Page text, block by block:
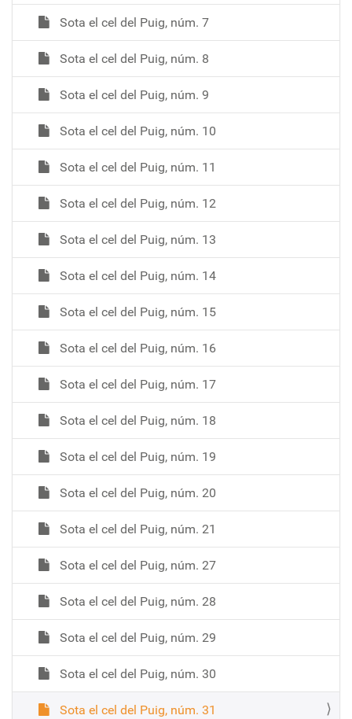
Sota el cel del Puig, núm. 7
Sota el cel del Puig, núm. 8
Sota el cel del Puig, núm. 9
Sota el cel del Puig, núm. 10
Sota el cel del Puig, núm. 11
Sota el cel del Puig, núm. 12
Sota el cel del Puig, núm. 13
Sota el cel del Puig, núm. 14
Sota el cel del Puig, núm. 15
Sota el cel del Puig, núm. 16
Sota el cel del Puig, núm. 17
Sota el cel del Puig, núm. 18
Sota el cel del Puig, núm. 19
Sota el cel del Puig, núm. 20
Sota el cel del Puig, núm. 21
Sota el cel del Puig, núm. 27
Sota el cel del Puig, núm. 28
Sota el cel del Puig, núm. 29
Sota el cel del Puig, núm. 30
Sota el cel del Puig, núm. 31